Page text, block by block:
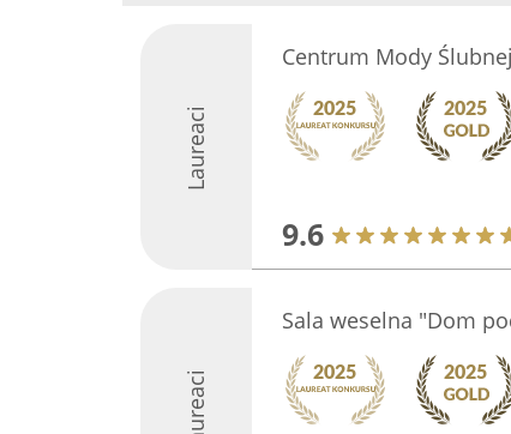
Laureaci
Centrum Mody Ślubnej
9.6
Laureaci
Sala weselna "Dom